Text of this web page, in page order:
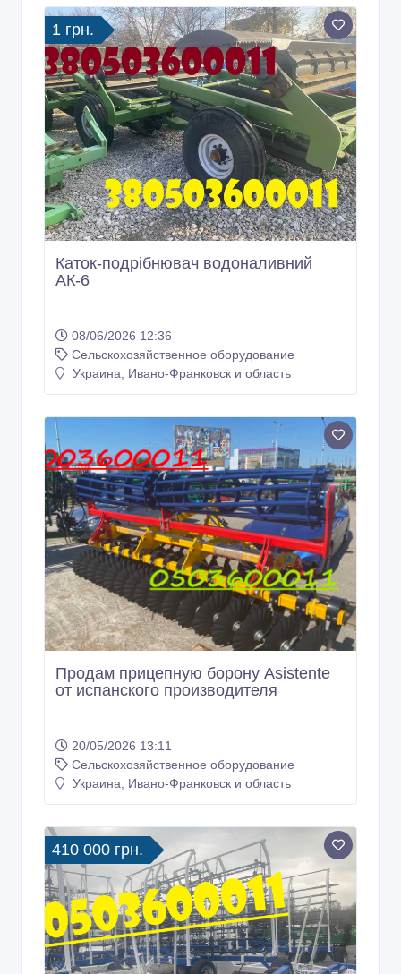
1 грн.
Каток-подрібнювач водоналивний
АК-6
08/06/2026 12:36
Сельскохозяйственное оборудование
Украина, Ивано-Франковск и область
Продам прицепную борону Asistente
от испанского производителя
20/05/2026 13:11
Сельскохозяйственное оборудование
Украина, Ивано-Франковск и область
410 000 грн.